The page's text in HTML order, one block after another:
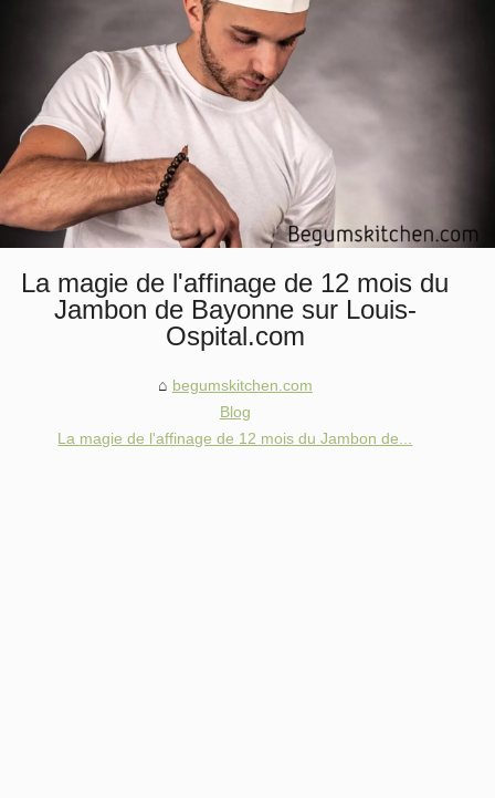
La magie de l'affinage de 12 mois du
Jambon de Bayonne sur Louis-
Ospital.com
begumskitchen.com
Blog
La magie de l'affinage de 12 mois du Jambon de...